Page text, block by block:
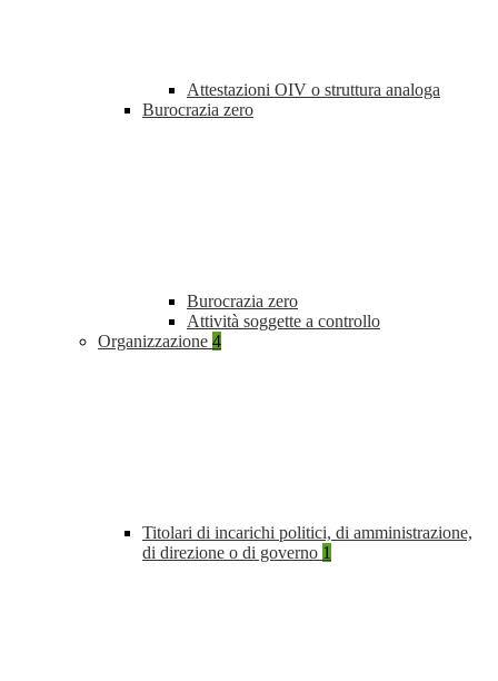
Attestazioni OIV o struttura analoga
Burocrazia zero
Burocrazia zero
Attività soggette a controllo
Organizzazione 4
Titolari di incarichi politici, di amministrazione,
di direzione o di governo 1